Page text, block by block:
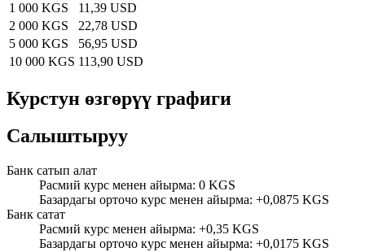
1 000 KGS
11,39 USD
2 000 KGS
22,78 USD
5 000 KGS
56,95 USD
10 000 KGS 113,90 USD
Курстун өзгөрүү графиги
Салыштыруу
Банк сатып алат
Расмий курс менен айырма: 0 KGS
Базардагы орточо курс менен айырма: +0,0875 KGS
Банк сатат
Расмий курс менен айырма: +0,35 KGS
Базардагы орточо курс менен айырма: +0,0175 KGS